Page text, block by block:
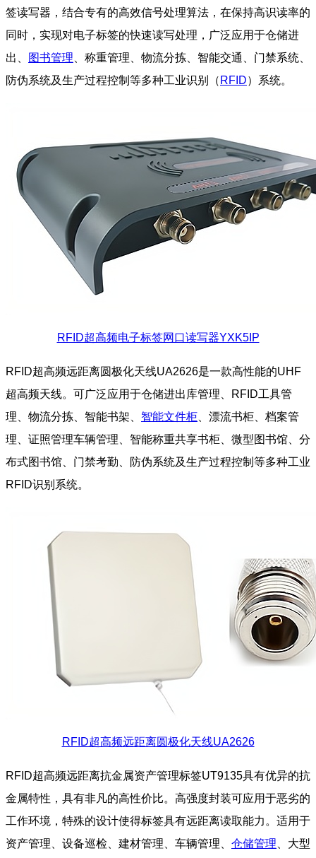
签读写器，结合专有的高效信号处理算法，在保持高识读率的
同时，实现对电子标签的快速读写处理，广泛应用于仓储进
出、
图书管理 、称重管理、物流分拣、智能交通、门禁系统、
防伪系统及生产过程控制等多种工业识别（ RFID）系统。
RFID超高频电子标签网口读写器YXK5IP
RFID超高频远距离圆极化天线UA2626是一款高性能的UHF
超高频天线。可广泛应用于仓储进出库管理、RFID工具管
理、物流分拣、智能书架、 智能文件柜 、漂流书柜、档案管
理、证照管理车辆管理、智能称重共享书柜、微型图书馆、分
布式图书馆、门禁考勤、防伪系统及生产过程控制等多种工业
RFID识别系统。
RFID超高频远距离圆极化天线UA2626
RFID超高频远距离抗金属资产管理标签UT9135具有优异的抗
金属特性，具有非凡的高性价比。高强度封装可应用于恶劣的
工作环境，特殊的设计使得标签具有远距离读取能力。适用于
资产管理、设备巡检、建材管理、车辆管理、 仓储管理 、大型